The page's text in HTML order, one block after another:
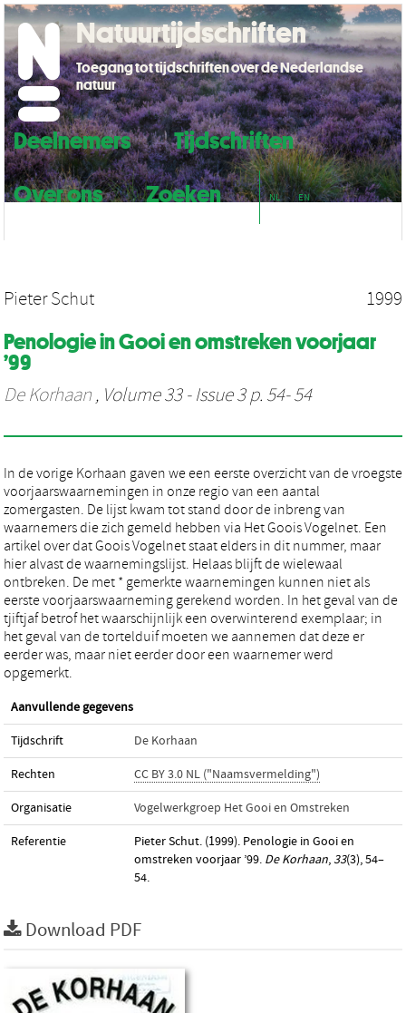
Deelnemers
Tijdschriften
Over ons
Zoeken NL EN
Natuurtijdschriften
Toegang tot tijdschriften over de Nederlandse
natuur
Pieter Schut 1999
Penologie in Gooi en omstreken voorjaar
’99
De Korhaan , Volume 33 - Issue 3 p. 54- 54
In de vorige Korhaan gaven we een eerste overzicht van de vroegste
voorjaarswaarnemingen in onze regio van een aantal
zomergasten. De lijst kwam tot stand door de inbreng van
waarnemers die zich gemeld hebben via Het Goois Vogelnet. Een
artikel over dat Goois Vogelnet staat elders in dit nummer, maar
hier alvast de waarnemingslijst. Helaas blijft de wielewaal
ontbreken. De met * gemerkte waarnemingen kunnen niet als
eerste voorjaarswaarneming gerekend worden. In het geval van de
tjiftjaf betrof het waarschijnlijk een overwinterend exemplaar; in
het geval van de tortelduif moeten we aannemen dat deze er
eerder was, maar niet eerder door een waarnemer werd
opgemerkt.
Aanvullende gegevens
Tijdschrift De Korhaan
Rechten CC BY 3.0 NL ("Naamsvermelding")
Organisatie Vogelwerkgroep Het Gooi en Omstreken
Referentie
Pieter Schut. (1999). Penologie in Gooi en
omstreken voorjaar ’99. De Korhaan, 33(3), 54–
54.
Download PDF